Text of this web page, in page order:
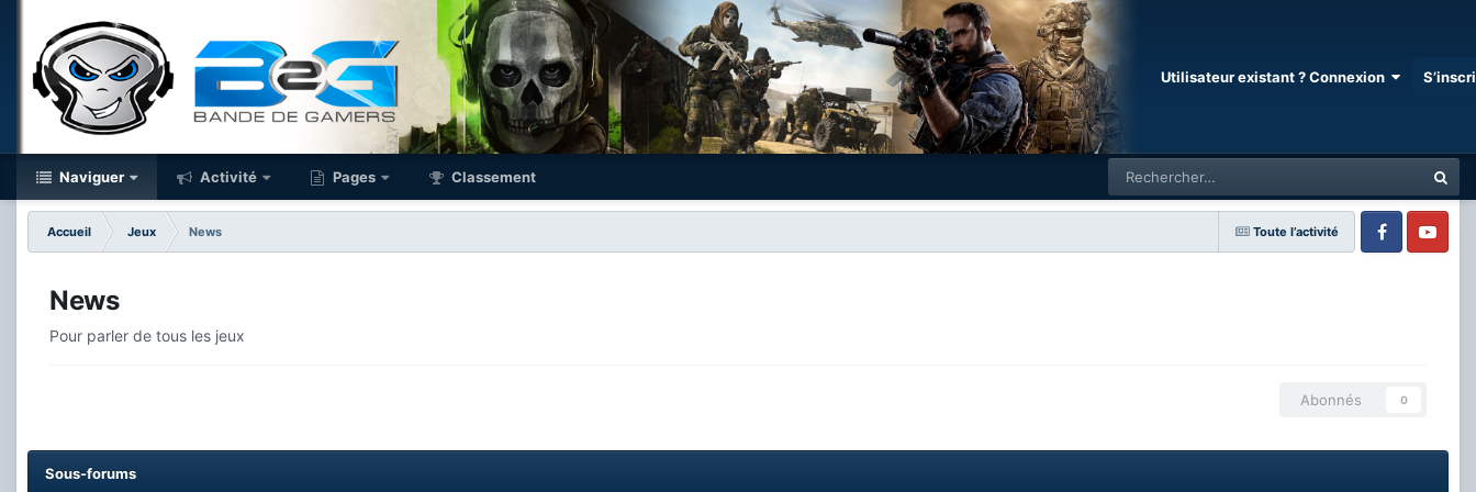
Utilisateur existant ? Connexion
Naviguer Activité Pages Classement
Toute l’activité
Accueil Jeux
News
FacebookYoutube
News
Pour parler de tous les jeux
Abonnés 0
Sous-forums